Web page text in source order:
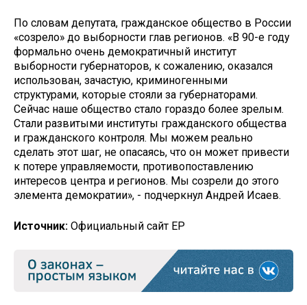
По словам депутата, гражданское общество в России
«созрело» до выборности глав регионов. «В 90-е году
формально очень демократичный институт
выборности губернаторов, к сожалению, оказался
использован, зачастую, криминогенными
структурами, которые стояли за губернаторами.
Сейчас наше общество стало гораздо более зрелым.
Стали развитыми институты гражданского общества
и гражданского контроля. Мы можем реально
сделать этот шаг, не опасаясь, что он может привести
к потере управляемости, противопоставлению
интересов центра и регионов. Мы созрели до этого
элемента демократии», - подчеркнул Андрей Исаев.
Источник: Официальный сайт ЕР